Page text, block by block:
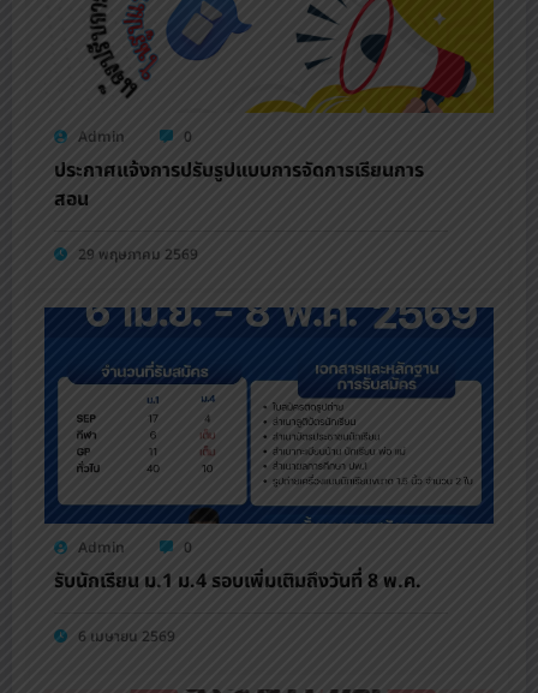
Admin 0
ประกาศแจ้งการปรับรูปแบบการจัดการเรียนการ
สอน
29 พฤษภาคม 2569
Admin 0
รับนักเรียน ม.1 ม.4 รอบเพิ่มเติมถึงวันที่ 8 พ.ค.
6 เมษายน 2569